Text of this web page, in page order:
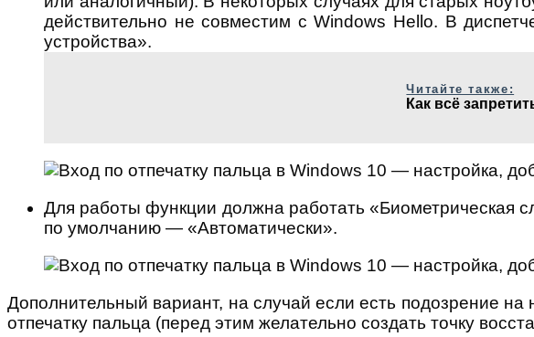
действительно не совместим с Windows Hello. В
устройства».
Читайте также:
Как всё
Для работы функции должна работать «Биометрическая
по умолчанию — «Автоматически».
Дополнительный вариант, на случай если есть подозрение
отпечатку пальца (перед этим желательно создать точку